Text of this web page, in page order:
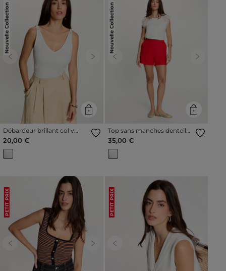
Nouvelle Collection
Previous Next
Débardeur brillant col v
blanc femme
20,00 €
Nouvelle Collection
Previous Next
Top sans manches dentelle
blanc femme
35,00 €
PETIT PRIX
Previous Next
PETIT PRIX
Previous Next